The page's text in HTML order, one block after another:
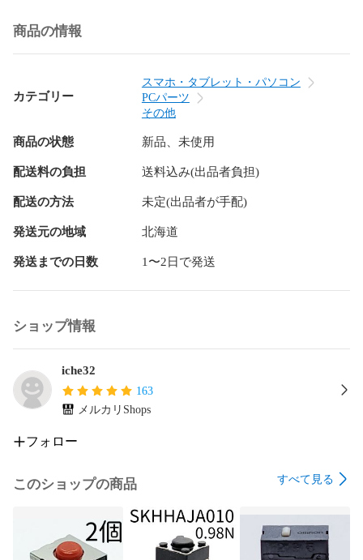
たします。
よろしくお願いいたします。
商品の情報
カテゴリー
スマホ・タブレット・パソコン
PCパーツ
その他
商品の状態 新品、未使用
配送料の負担 送料込み(出品者負担)
配送の方法 未定(出品者が手配)
発送元の地域 北海道
発送までの日数 1〜2日で発送
ショップ情報
iche32
163
メルカリShops
フォロー
このショップの商品 すべて見る